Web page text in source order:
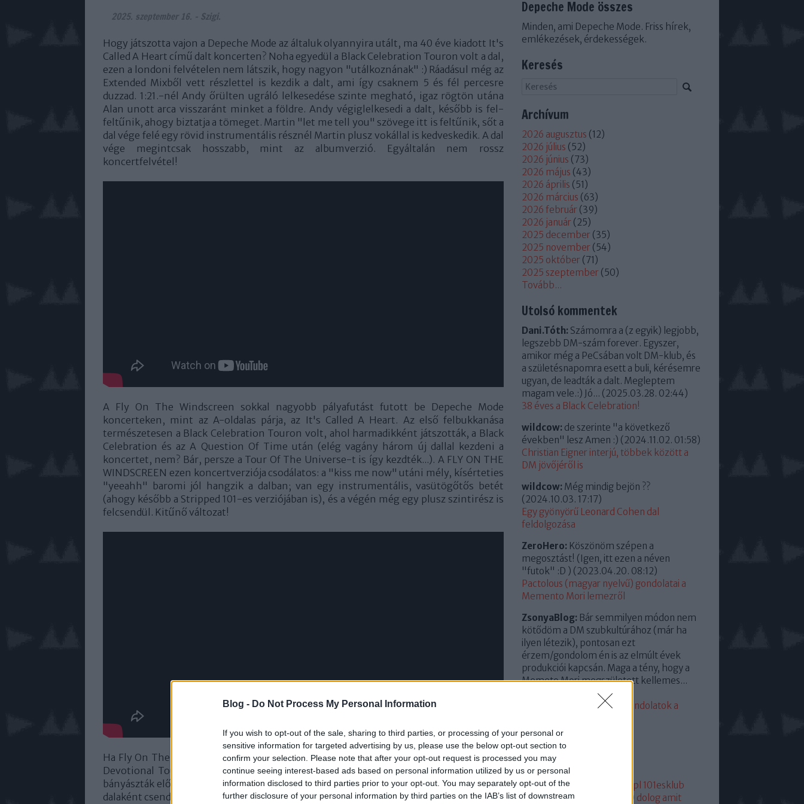
Blog - Do Not Process My Personal Information
If you wish to opt-out of the sale, sharing to third parties, or processing of your personal or
sensitive information for targeted advertising by us, please use the below opt-out section to
confirm your selection. Please note that after your opt-out request is processed you may
continue seeing interest-based ads based on personal information utilized by us or personal
information disclosed to third parties prior to your opt-out. You may separately opt-out of the
further disclosure of your personal information by third parties on the IAB’s list of downstream
2025. szeptember 16. - Szigi.
Hogy játszotta vajon a Depeche Mode az általuk olyannyira utált, ma 40 éve kiadott It's
Called A Heart című dalt koncerten? Noha egyedül a Black Celebration Touron volt a dal,
ezen a londoni felvételen nem látszik, hogy nagyon "utálkoznának" :) Ráadásul még az
Extended Mixből vett részlettel is kezdik a dalt, ami így csaknem 5 és fél percesre
duzzad. 1:21.-nél Andy őrülten ugráló lelkesedése szinte megható, igaz rögtön utána
Alan unott arca visszaránt minket a földre. Andy végiglelkesedi a dalt, később is fel-
feltűnik, ahogy biztatja a tömeget. Martin "let me tell you" szövege itt is feltűnik, sőt a
dal vége felé egy rövid instrumentális résznél Martin plusz vokállal is kedveskedik. A dal
vége megintcsak hosszabb, mint az albumverzió. Egyáltalán nem rossz
koncertfelvétel!
A Fly On The Windscreen sokkal nagyobb pályafutást futott be Depeche Mode
koncerteken, mint az A-oldalas párja, az It's Called A Heart. Az első felbukkanása
természetesen a Black Celebration Touron volt, ahol harmadikként játszották, a Black
Celebration és az A Question Of Time után (elég vagány három új dallal kezdeni a
koncertet, nem? Bár, persze a Tour Of The Universe-t is így kezdték...). A FLY ON THE
WINDSCREEN ezen koncertverziója csodálatos: a "kiss me now" utáni mély, kísérteties
"yeeahh" baromi jól hangzik a dalban; van egy instrumentális, vasütögőtős betét
(ahogy később a Stripped 101-es verziójában is), és a végén még egy plusz szintirész is
felcsendül. Kitűnő változat!
Ha Fly On The Windscreen, és koncert, akkor természetesen mindenkinek elsőként a
Devotional Touros változat ugrik be! Az 1993-as koncertkörútra nagy meglepetésre
bányászták elő a dalt, sőt, igen előkelő helyen játszották, hiszen a második ráadás első
dalaként csendült fel! Élő változata rákerült az In Your Room maxira, és összességében a
Depeche Mode összes
Minden, ami Depeche Mode. Friss hírek,
emlékezések, érdekességek.
Keresés
Archívum
2026 augusztus (12)
2026 július (52)
2026 június (73)
2026 május (43)
2026 április (51)
2026 március (63)
2026 február (39)
2026 január (25)
2025 december (35)
2025 november (54)
2025 október (71)
2025 szeptember (50)
Tovább...
Utolsó kommentek
Dani.Tóth: Számomra a (z egyik) legjobb,
legszebb DM-szám forever. Egyszer,
amikor még a PeCsában volt DM-klub, és
a születésnapomra esett a buli, kérésemre
ugyan, de leadták a dalt. Megleptem
magam vele.:) Jó... (2025.03.28. 02:44)
38 éves a Black Celebration!
wildcow: de szerinte "a következő
években" lesz Amen :) (2024.11.02. 01:58)
Christian Eigner interjú, többek között a
DM jövőjéről is
wildcow: Még mindig bejön ??
(2024.10.03. 17:17)
Egy gyönyörű Leonard Cohen dal
feldolgozása
ZeroHero: Köszönöm szépen a
megosztást! (Igen, itt ezen a néven
"futok" :D ) (2023.04.20. 08:12)
Pactolous (magyar nyelvű) gondolatai a
Memento Mori lemezről
ZsonyaBlog: Bár semmilyen módon nem
kötődöm a DM szubkultúrához (már ha
ilyen létezik), pontosan ezt
érzem/gondolom én is az elmúlt évek
produkciói kapcsán. Maga a tény, hogy a
Memeto Mori megszületett kellemes...
2023.04.13. 15:35)
Az eddigi leggyengébb. Gondolatok a
Utolsó 20
Címkék
.0051 1+2101 101dm.pl 101esklub
101hang101 hang
10 dolog amit